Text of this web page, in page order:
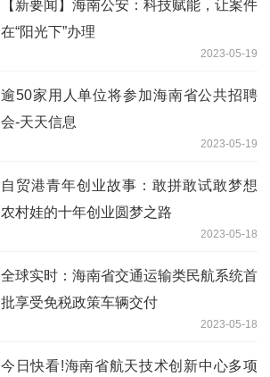
【新要闻】海南公安：科技赋能，让案件
在“阳光下”办理
2023-05-19
逾50家用人单位将参加海南省公共招聘
会-天天信息
2023-05-19
自贸港青年创业故事：敢拼敢试敢梦想
农村娃的十年创业圆梦之路
2023-05-18
全球实时：海南省交通运输类民航系统首
批享受免税政策车辆交付
2023-05-18
今日快看!海南省航天技术创新中心多项